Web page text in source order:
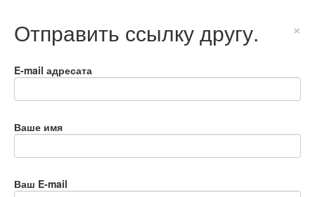
Отправить ссылку другу. ×
E-mail адресата
Ваше имя
Ваш E-mail